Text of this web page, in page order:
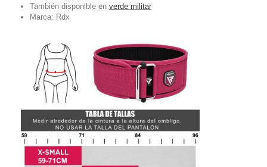
También disponible en verde militar
Marca: Rdx